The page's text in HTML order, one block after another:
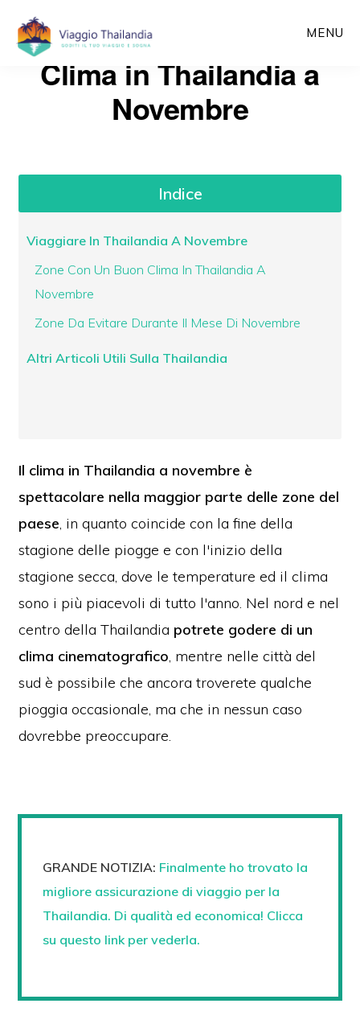
Passa
contenuto
MENU
Clima in Thailandia a
Novembre
Indice
Viaggiare In Thailandia A Novembre
Zone Con Un Buon Clima In Thailandia A
Novembre
Zone Da Evitare Durante Il Mese Di Novembre
Altri Articoli Utili Sulla Thailandia
Il clima in Thailandia a novembre è
spettacolare nella maggior parte delle zone del
paese, in quanto coincide con la fine della
stagione delle piogge e con l'inizio della
stagione secca, dove le temperature ed il clima
sono i più piacevoli di tutto l'anno. Nel nord e nel
centro della Thailandia potrete godere di un
clima cinematografico, mentre nelle città del
sud è possibile che ancora troverete qualche
pioggia occasionale, ma che in nessun caso
dovrebbe preoccupare.
GRANDE NOTIZIA: Finalmente ho trovato la
migliore assicurazione di viaggio per la
Thailandia. Di qualità ed economica! Clicca
su questo link per vederla.